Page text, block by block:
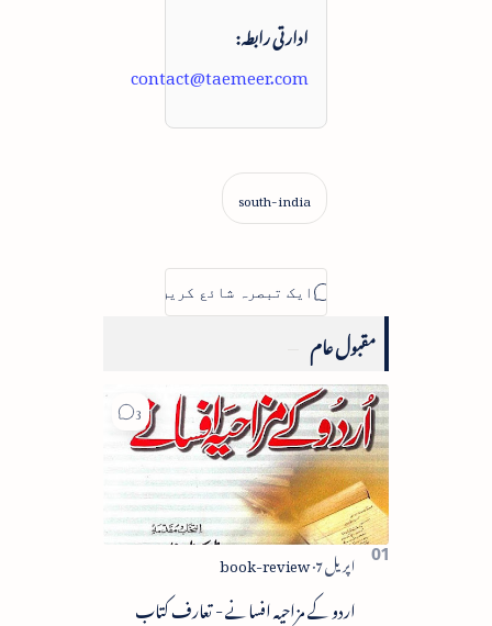
ادارتی رابطہ:
contact@taemeer.com
مقبول عام
اردو کے مزاحیہ افسانے - تعارف کتاب